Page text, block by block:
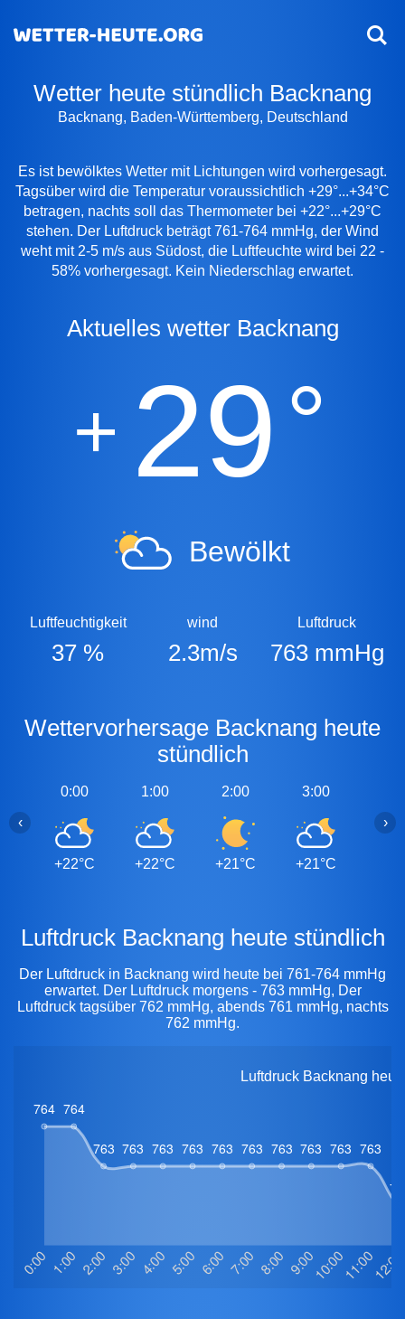
Wetter heute stündlich Backnang
Backnang, Baden-Württemberg, Deutschland
Es ist bewölktes Wetter mit Lichtungen wird vorhergesagt.
Tagsüber wird die Temperatur voraussichtlich +29°...+34°C
betragen, nachts soll das Thermometer bei +22°...+29°C
stehen. Der Luftdruck beträgt 761-764 mmHg, der Wind
weht mit 2-5 m/s aus Südost, die Luftfeuchte wird bei 22 -
58% vorhergesagt. Kein Niederschlag erwartet.
Aktuelles wetter Backnang
+ 29°
Bewölkt
Luftfeuchtigkeit
37 %
wind
2.3m/s
Luftdruck
763 mmHg
Wettervorhersage Backnang heute
stündlich
0:00
+22°C
1:00
+22°C
2:00
+21°C
3:00
+21°C
‹ ›
Luftdruck Backnang heute stündlich
Der Luftdruck in Backnang wird heute bei 761-764 mmHg
erwartet. Der Luftdruck morgens - 763 mmHg, Der
Luftdruck tagsüber 762 mmHg, abends 761 mmHg, nachts
762 mmHg.
Luftdruck Backnang